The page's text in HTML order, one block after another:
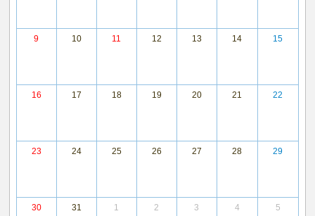
9 10 11 12 13 14 15
16 17 18 19 20 21 22
23 24 25 26 27 28 29
30 31 1 2 3 4 5